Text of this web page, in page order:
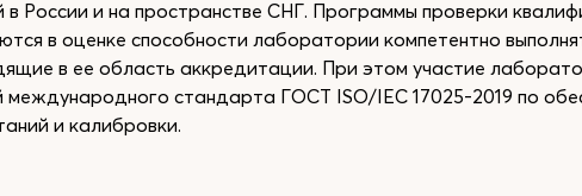
России и на пространстве СНГ. Программы проверки
в оценке способности лаборатории компетентно
в ее область аккредитации. При этом участие
стандарта ГОСТ ISO/IEC 17025-2019 по
и калибровки.